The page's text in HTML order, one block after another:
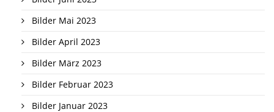
Bilder Mai 2023
Bilder April 2023
Bilder März 2023
Bilder Februar 2023
Bilder Januar 2023